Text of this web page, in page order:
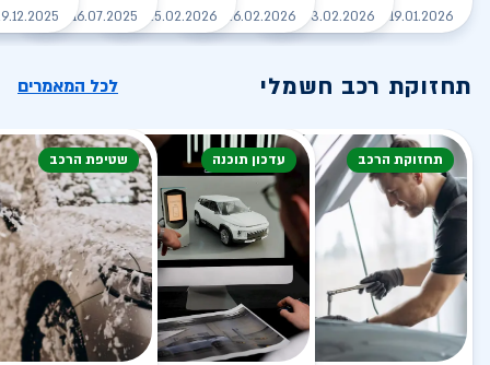
19.01.2026 לקריאה03.02.2026 לקריאה26.02.2026 לקריאה25.02.2026 לקריאה16.07.2025
תחזוקת רכב חשמלי לכל המאמרים
תחזוקת הרכב עדכון תוכנה שטיפת הרכב